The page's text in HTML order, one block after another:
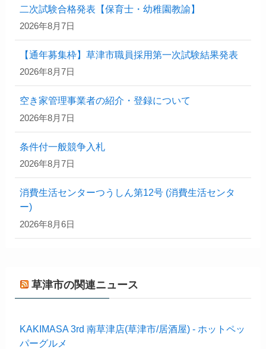
二次試験合格発表【保育士・幼稚園教諭】
2026年8月7日
【通年募集枠】草津市職員採用第一次試験結果発表
2026年8月7日
空き家管理事業者の紹介・登録について
2026年8月7日
条件付一般競争入札
2026年8月7日
消費生活センターつうしん第12号 (消費生活センタ
ー)
2026年8月6日
草津市の関連ニュース
KAKIMASA 3rd 南草津店(草津市/居酒屋) - ホットペッ
パーグルメ